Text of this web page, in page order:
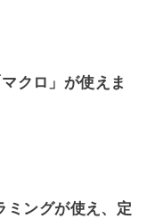
クロ」が使えま
ミングが使え、定